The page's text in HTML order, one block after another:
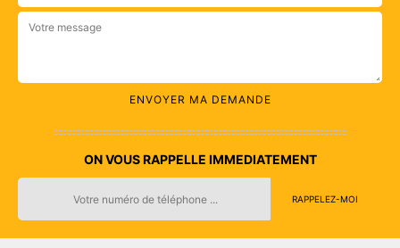
ON VOUS RAPPELLE IMMEDIATEMENT